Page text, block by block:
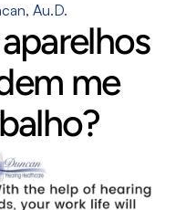
Au.D.
me